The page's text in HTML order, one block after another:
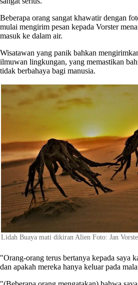
Beberapa orang sangat khawatir dengan
mulai mengirim pesan kepada Vorster
masuk ke dalam air.
Wisatawan yang panik bahkan
ilmuwan lingkungan, yang memastikan
tidak berbahaya bagi manusia.
Lidah Buaya mati dikiran Alien Foto: Jan
"Orang-orang terus bertanya kepada saya
dan apakah mereka hanya keluar pada